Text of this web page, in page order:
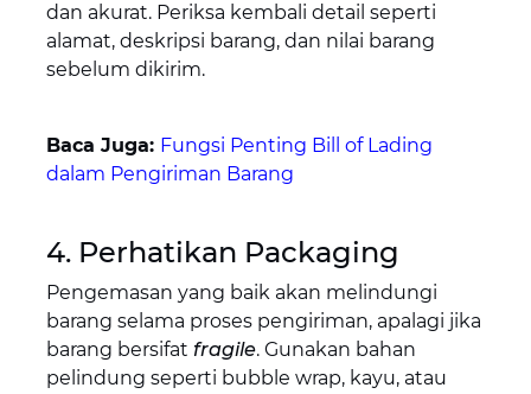
dan akurat. Periksa kembali detail seperti
alamat, deskripsi barang, dan nilai barang
sebelum dikirim.
Baca Juga: Fungsi Penting Bill of Lading
dalam Pengiriman Barang
4. Perhatikan Packaging
Pengemasan yang baik akan melindungi
barang selama proses pengiriman, apalagi jika
barang bersifat fragile. Gunakan bahan
pelindung seperti bubble wrap, kayu, atau